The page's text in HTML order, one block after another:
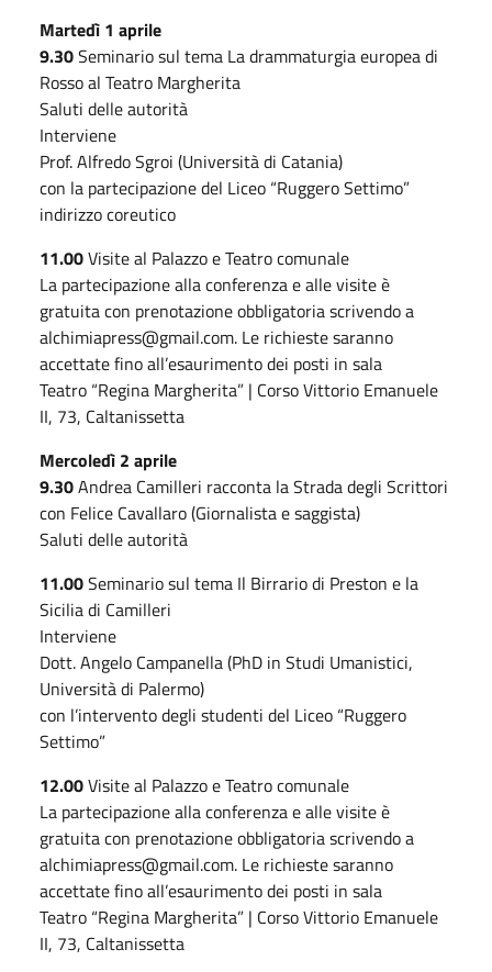
Martedì 1 aprile
9.30Seminario sul tema La drammaturgia europea di
Rosso al Teatro Margherita
Saluti delle autorità
Interviene
Prof. Alfredo Sgroi (Università di Catania)
con la partecipazione del Liceo “Ruggero Settimo”
indirizzo coreutico
11.00Visite al Palazzo e Teatro comunale
La partecipazione alla conferenza e alle visite è
gratuita con prenotazione obbligatoria scrivendo a
alchimiapress@gmail.com. Le richieste saranno
accettate fino all’esaurimento dei posti in sala
Teatro “Regina Margherita” | Corso Vittorio Emanuele
II, 73, Caltanissetta
Mercoledì 2 aprile
9.30Andrea Camilleri racconta la Strada degli Scrittori
con Felice Cavallaro (Giornalista e saggista)
Saluti delle autorità
11.00Seminario sul tema Il Birrario di Preston e la
Sicilia di Camilleri
Interviene
Dott. Angelo Campanella (PhD in Studi Umanistici,
Università di Palermo)
con l’intervento degli studenti del Liceo “Ruggero
Settimo”
12.00Visite al Palazzo e Teatro comunale
La partecipazione alla conferenza e alle visite è
gratuita con prenotazione obbligatoria scrivendo a
alchimiapress@gmail.com. Le richieste saranno
accettate fino all’esaurimento dei posti in sala
Teatro “Regina Margherita” | Corso Vittorio Emanuele
II, 73, Caltanissetta